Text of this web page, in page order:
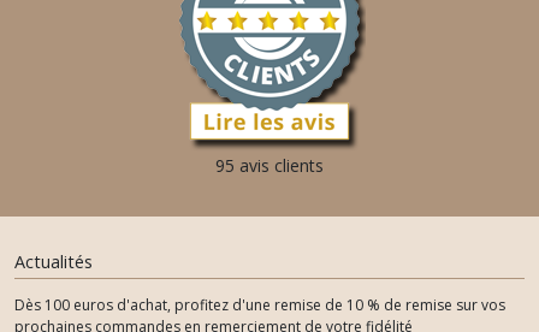
95 avis clients
Actualités
Dès 100 euros d'achat, profitez d'une remise de 10 % de remise sur vos
prochaines commandes en remerciement de votre fidélité